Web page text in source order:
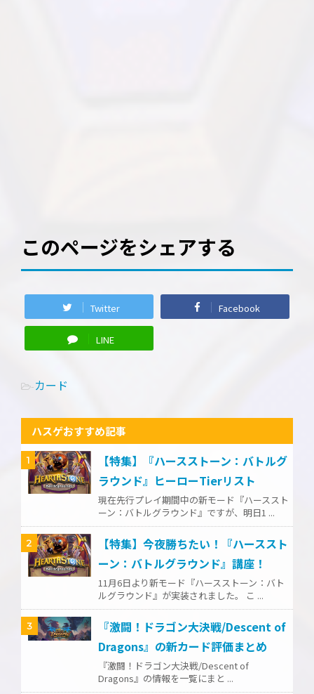
このページをシェアする
Twitter Facebook
LINE
-カード
ハスゲおすすめ記事
1
【特集】『ハースストーン：バトルグ
ラウンド』ヒーローTierリスト
現在先行プレイ期間中の新モード『ハーススト
ーン：バトルグラウンド』ですが、明日1 ...
2
【特集】今夜勝ちたい！『ハーススト
ーン：バトルグラウンド』講座！
11月6日より新モード『ハースストーン：バト
ルグラウンド』が実装されました。 こ ...
3
『激闘！ドラゴン大決戦/Descent of
Dragons』の新カード評価まとめ
『激闘！ドラゴン大決戦/Descent of
Dragons』の情報を一覧にまと ...